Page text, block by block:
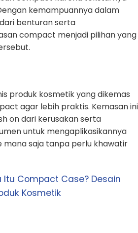
kemampuannya dalam
benturan serta
compact menjadi pilihan yang
produk kosmetik yang dikemas
agar lebih praktis. Kemasan ini
on dari kerusakan serta
untuk mengaplikasikannya
mana saja tanpa perlu khawatir
Itu Compact Case? Desain
Kosmetik